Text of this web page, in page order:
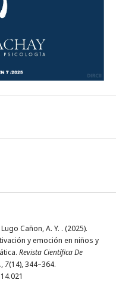
Cañon, A. Y. . (2025).
y emoción en niños y
Revista Científica De
, 7(14), 344–364.